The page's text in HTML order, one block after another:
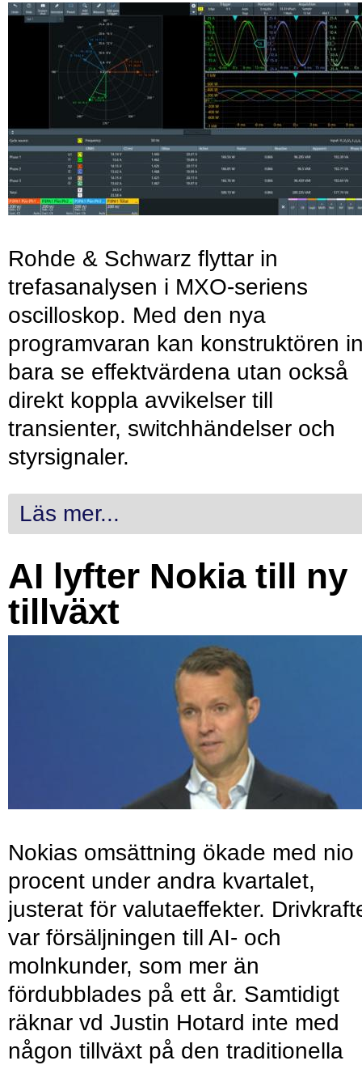
Rohde & Schwarz flyttar in
trefasanalysen i MXO-seriens
oscilloskop. Med den nya
programvaran kan konstruktören
bara se effektvärdena utan också
direkt koppla avvikelser till
transienter, switchhändelser och
styrsignaler.
Läs mer...
AI lyfter Nokia till ny
tillväxt
Nokias omsättning ökade med nio
procent under andra kvartalet,
justerat för valutaeffekter.
var försäljningen till AI- och
molnkunder, som mer än
fördubblades på ett år. Samtidigt
räknar vd Justin Hotard inte med
någon tillväxt på den traditionella